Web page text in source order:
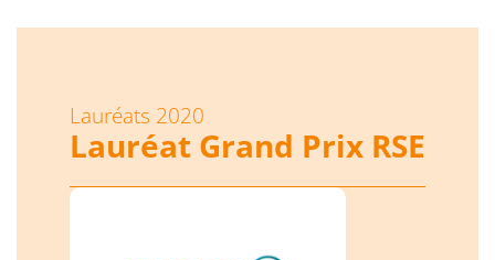
Lauréats 2020
Lauréat Grand Prix RSE